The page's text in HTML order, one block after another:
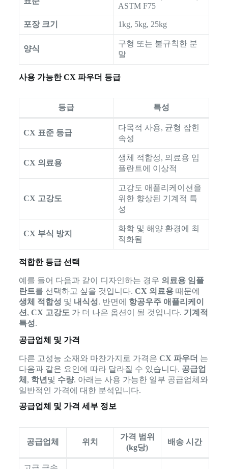
ASTM F75
포장 크기 1kg, 5kg, 25kg
양식
구형 또는 불규칙한 분
말
사용 가능한 CX 파우더 등급
등급 특성
CX 표준 등급
다목적 사용, 균형 잡힌
속성
CX 의료용
생체 적합성, 의료용 임
플란트에 이상적
CX 고강도
고강도 애플리케이션을
위한 향상된 기계적 특
성
CX 부식 방지
화학 및 해양 환경에 최
적화됨
적합한 등급 선택
예를 들어 다음과 같이 디자인하는 경우 의료용 임플
란트를 선택하고 싶을 것입니다. CX 의료용때문에
생체 적합성 및 내식성. 반면에 항공우주 애플리케이
션 , CX 고강도 가 더 나은 옵션이 될 것입니다. 기계적
특성.
공급업체 및 가격
다른 고성능 소재와 마찬가지로 가격은 CX 파우더 는
다음과 같은 요인에 따라 달라질 수 있습니다. 공급업
체 , 학년 및 수량. 아래는 사용 가능한 일부 공급업체와
일반적인 가격에 대한 분석입니다.
공급업체 및 가격 세부 정보
공급업체 위치
가격 범위
(kg당)
배송 시간